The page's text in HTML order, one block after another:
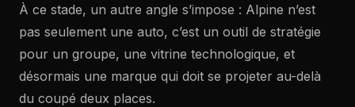
À ce stade, un autre angle s’impose : Alpine n’est
pas seulement une auto, c’est un outil de stratégie
pour un groupe, une vitrine technologique, et
désormais une marque qui doit se projeter au-delà
du coupé deux places.